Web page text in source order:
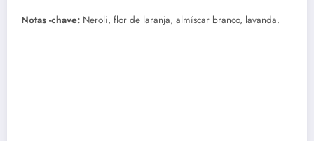
Notas -chave: Neroli, flor de laranja, almíscar branco, lavanda.